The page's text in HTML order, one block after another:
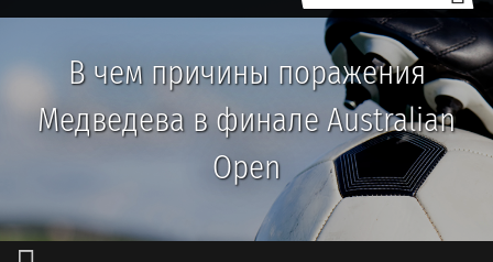
В чем причины поражения
Медведева в финале Australian
Open